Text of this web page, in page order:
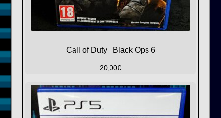
Call of Duty : Black Ops 6
20,00€